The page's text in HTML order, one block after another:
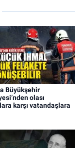
Büyükşehir
olası
karşı vatandaşlara